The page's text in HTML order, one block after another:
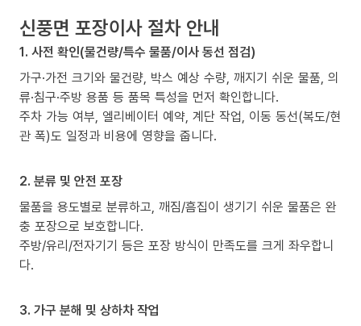
신풍면 포장이사 절차 안내
1. 사전 확인(물건량/특수 물품/이사 동선 점검)
가구·가전 크기와 물건량, 박스 예상 수량, 깨지기 쉬운 물품, 의
류·침구·주방 용품 등 품목 특성을 먼저 확인합니다.
주차 가능 여부, 엘리베이터 예약, 계단 작업, 이동 동선(복도/현
관 폭)도 일정과 비용에 영향을 줍니다.
2. 분류 및 안전 포장
물품을 용도별로 분류하고, 깨짐/흠집이 생기기 쉬운 물품은 완
충 포장으로 보호합니다.
주방/유리/전자기기 등은 포장 방식이 만족도를 크게 좌우합니
다.
3. 가구 분해 및 상하차 작업